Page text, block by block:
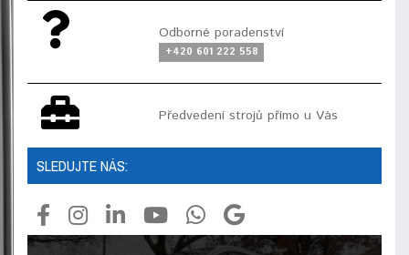
Odborné poradenství
+420 601 222 558
Předvedení strojů přímo u Vás
SLEDUJTE NÁS: